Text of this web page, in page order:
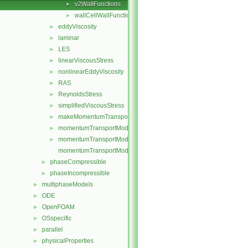
► v2WallFunctions
► wallCellWallFunction
► eddyViscosity
► laminar
► LES
► linearViscousStress
► nonlinearEddyViscosity
► RAS
► ReynoldsStress
► simplifiedViscousStress
► makeMomentumTransportModel.H
► momentumTransportModel.C
►
momentumTransportModel.H
momentumTransportModelTemplates.C
► phaseCompressible
► phaseIncompressible
► multiphaseModels
► ODE
► OpenFOAM
► OSspecific
► parallel
► physicalProperties